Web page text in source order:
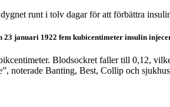
runt i tolv dagar för att förbättra
januari 1922 fem kubicentimeter insulin
Blodsockret faller till 0,12,
noterade Banting, Best, Collip och